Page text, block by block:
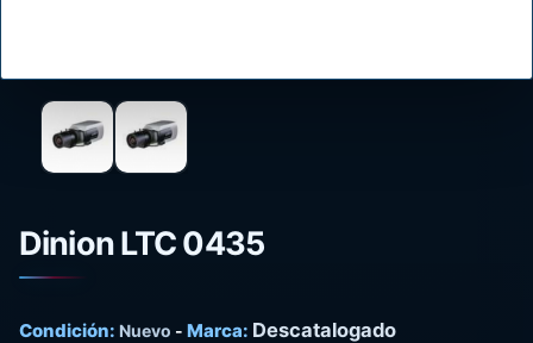
Dinion LTC 0435
Condición: Nuevo - Marca: Descatalogado